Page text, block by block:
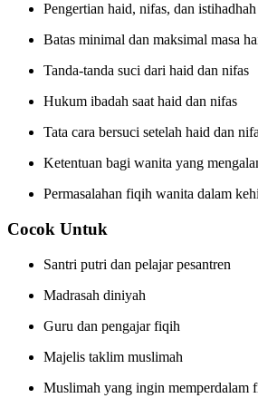
Pengertian haid, nifas, dan istihadhah
Batas minimal dan maksimal masa
Tanda-tanda suci dari haid dan nifas
Hukum ibadah saat haid dan nifas
Tata cara bersuci setelah haid dan
Ketentuan bagi wanita yang
Permasalahan fiqih wanita dalam
Cocok Untuk
Santri putri dan pelajar pesantren
Madrasah diniyah
Guru dan pengajar fiqih
Majelis taklim muslimah
Muslimah yang ingin memperdalam